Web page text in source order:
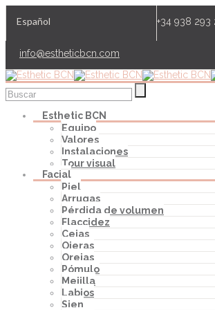
Español +34 938 293
info@estheticbcn.com
Esthetic BCN
Equipo
Valores
Instalaciones
Tour visual
Facial
Piel
Arrugas
Pérdida de volumen
Flaccidez
Cejas
Ojeras
Orejas
Pómulo
Mejilla
Labios
Sien